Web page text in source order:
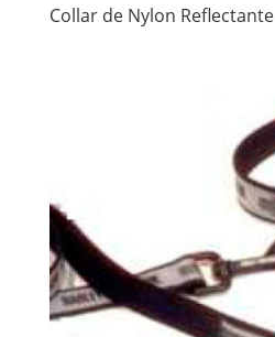
Collar de Nylon Reflectante